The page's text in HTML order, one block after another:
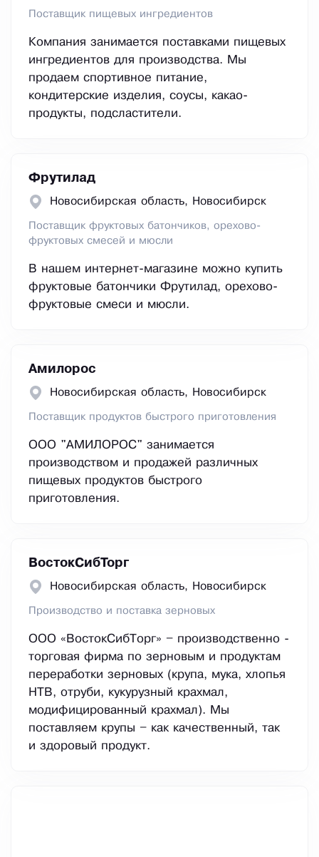
Поставщик пищевых ингредиентов
Компания занимается поставками пищевых
ингредиентов для производства. Мы
продаем спортивное питание,
кондитерские изделия, соусы, какао-
продукты, подсластители.
Фрутилад
Новосибирская область, Новосибирск
Поставщик фруктовых батончиков, орехово-
фруктовых смесей и мюсли
В нашем интернет-магазине можно купить
фруктовые батончики Фрутилад, орехово-
фруктовые смеси и мюсли.
Амилорос
Новосибирская область, Новосибирск
Поставщик продуктов быстрого приготовления
ООО "АМИЛОРОС" занимается
производством и продажей различных
пищевых продуктов быстрого
приготовления.
ВостокСибТорг
Новосибирская область, Новосибирск
Производство и поставка зерновых
ООО «ВостокСибТорг» – производственно -
торговая фирма по зерновым и продуктам
переработки зерновых (крупа, мука, хлопья
НТВ, отруби, кукурузный крахмал,
модифицированный крахмал). Мы
поставляем крупы – как качественный, так
и здоровый продукт.